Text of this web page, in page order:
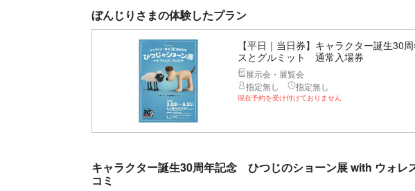
ぼんじりさまの体験したプラン
【平日｜当日券】キャラクター誕生
スとグルミット 通常入場券
展示会・展覧会
指定無し
指定無し
現在予約を受け付けておりません
キャラクター誕生30周年記念 ひつじのショーン展 with ウォレ
コミ